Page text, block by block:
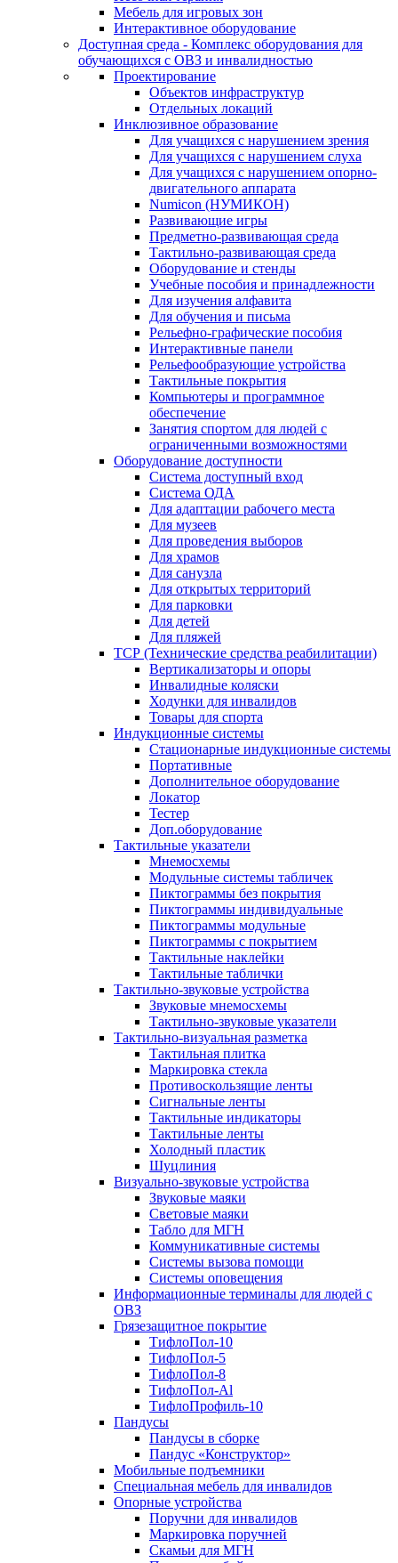
Мебель для игровых зон
Интерактивное оборудование
Доступная среда - Комплекс оборудования для
обучающихся с ОВЗ и инвалидностью
Проектирование
Объектов инфраструктур
Отдельных локаций
Инклюзивное образование
Для учащихся с нарушением зрения
Для учащихся с нарушением слуха
Для учащихся с нарушением опорно-
двигательного аппарата
Numicon (НУМИКОН)
Развивающие игры
Предметно-развивающая среда
Тактильно-развивающая среда
Оборудование и стенды
Учебные пособия и принадлежности
Для изучения алфавита
Для обучения и письма
Рельефно-графические пособия
Интерактивные панели
Рельефообразующие устройства
Тактильные покрытия
Компьютеры и программное
обеспечение
Занятия спортом для людей с
ограниченными возможностями
Оборудование доступности
Система доступный вход
Система ОДА
Для адаптации рабочего места
Для музеев
Для проведения выборов
Для храмов
Для санузла
Для открытых территорий
Для парковки
Для детей
Для пляжей
ТСР (Технические средства реабилитации)
Вертикализаторы и опоры
Инвалидные коляски
Ходунки для инвалидов
Товары для спорта
Индукционные системы
Стационарные индукционные системы
Портативные
Дополнительное оборудование
Локатор
Тестер
Доп.оборудование
Тактильные указатели
Мнемосхемы
Модульные системы табличек
Пиктограммы без покрытия
Пиктограммы индивидуальные
Пиктограммы модульные
Пиктограммы с покрытием
Тактильные наклейки
Тактильные таблички
Тактильно-звуковые устройства
Звуковые мнемосхемы
Тактильно-звуковые указатели
Тактильно-визуальная разметка
Тактильная плитка
Маркировка стекла
Противоскользящие ленты
Сигнальные ленты
Тактильные индикаторы
Тактильные ленты
Холодный пластик
Шуцлиния
Визуально-звуковые устройства
Звуковые маяки
Световые маяки
Табло для МГН
Коммуникативные системы
Системы вызова помощи
Системы оповещения
Информационные терминалы для людей с
ОВЗ
Грязезащитное покрытие
ТифлоПол-10
ТифлоПол-5
ТифлоПол-8
ТифлоПол-Al
ТифлоПрофиль-10
Пандусы
Пандусы в сборке
Пандус «Конструктор»
Мобильные подъемники
Специальная мебель для инвалидов
Опорные устройства
Поручни для инвалидов
Маркировка поручней
Скамьи для МГН